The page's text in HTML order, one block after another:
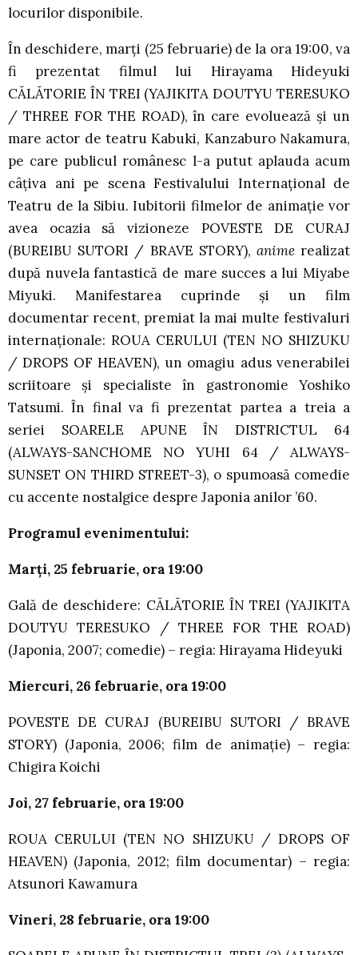
locurilor disponibile.
În deschidere, marţi (25 februarie) de la ora 19:00, va
fi prezentat filmul lui Hirayama Hideyuki
CĂLĂTORIE ÎN TREI (YAJIKITA DOUTYU TERESUKO
/ THREE FOR THE ROAD), în care evoluează şi un
mare actor de teatru Kabuki, Kanzaburo Nakamura,
pe care publicul românesc l-a putut aplauda acum
câţiva ani pe scena Festivalului Internaţional de
Teatru de la Sibiu. Iubitorii filmelor de animaţie vor
avea ocazia să vizioneze POVESTE DE CURAJ
(BUREIBU SUTORI / BRAVE STORY), animerealizat
după nuvela fantastică de mare succes a lui Miyabe
Miyuki. Manifestarea cuprinde şi un film
documentar recent, premiat la mai multe festivaluri
internaţionale: ROUA CERULUI (TEN NO SHIZUKU
/ DROPS OF HEAVEN), un omagiu adus venerabilei
scriitoare şi specialiste în gastronomie Yoshiko
Tatsumi. În final va fi prezentat partea a treia a
seriei SOARELE APUNE ÎN DISTRICTUL 64
(ALWAYS-SANCHOME NO YUHI 64 / ALWAYS-
SUNSET ON THIRD STREET-3), o spumoasă comedie
cu accente nostalgice despre Japonia anilor ’60.
Programul evenimentului:
Marţi, 25 februarie, ora 19:00
Gală de deschidere: CĂLĂTORIE ÎN TREI (YAJIKITA
DOUTYU TERESUKO / THREE FOR THE ROAD)
(Japonia, 2007; comedie) – regia: Hirayama Hideyuki
Miercuri, 26 februarie, ora 19:00
POVESTE DE CURAJ (BUREIBU SUTORI / BRAVE
STORY) (Japonia, 2006; film de animaţie) – regia:
Chigira Koichi
Joi, 27 februarie, ora 19:00
ROUA CERULUI (TEN NO SHIZUKU / DROPS OF
HEAVEN) (Japonia, 2012; film documentar) – regia:
Atsunori Kawamura
Vineri, 28 februarie, ora 19:00